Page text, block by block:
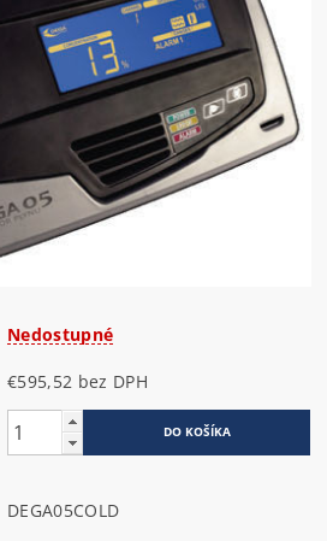
Nedostupné
€595,52 bez DPH
DEGA05COLD